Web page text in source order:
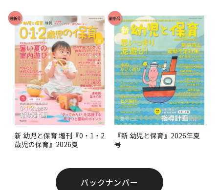
最新号
新 幼児と保育 増刊『0・1・2
歳児の保育』2026夏
最新号
『新 幼児と保育』2026年夏
号
バックナンバー